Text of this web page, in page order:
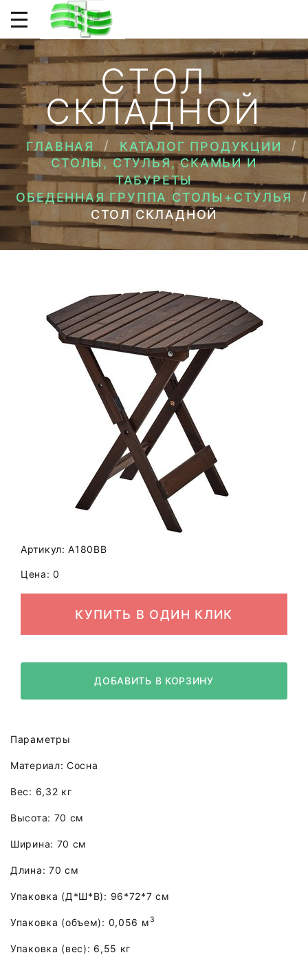
СТОЛ
СКЛАДНОЙ
ГЛАВНАЯ
КАТАЛОГ ПРОДУКЦИИ
СТОЛЫ, СТУЛЬЯ, СКАМЬИ И
ТАБУРЕТЫ
ОБЕДЕННАЯ ГРУППА СТОЛЫ+СТУЛЬЯ
СТОЛ СКЛАДНОЙ
Артикул: A180BB
Цена: 0
КУПИТЬ В ОДИН КЛИК
ДОБАВИТЬ В КОРЗИНУ
Параметры
Материал: Сосна
Вес: 6,32 кг
Высота: 70 см
Ширина: 70 см
Длина: 70 см
Упаковка (Д*Ш*В): 96*72*7 см
Упаковка (объем): 0,056 м 3
Упаковка (вес): 6,55 кг